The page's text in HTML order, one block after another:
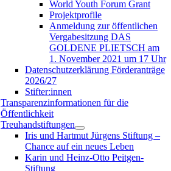
World Youth Forum Grant
Projektprofile
Anmeldung zur öffentlichen
Vergabesitzung DAS
GOLDENE PLIETSCH am
1. November 2021 um 17 Uhr
Datenschutzerklärung Förderanträge
2026/27
Stifter:innen
Transparenzinformationen für die
Öffentlichkeit
Treuhandstiftungen
Iris und Hartmut Jürgens Stiftung –
Chance auf ein neues Leben
Karin und Heinz-Otto Peitgen-
Stiftung